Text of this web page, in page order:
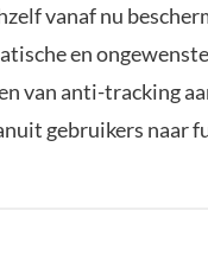
vanaf nu
en
van anti-tracking
gebruikers naar